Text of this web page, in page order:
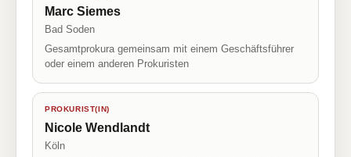
Marc Siemes
Bad Soden
Gesamtprokura gemeinsam mit einem Geschäftsführer
oder einem anderen Prokuristen
PROKURIST(IN)
Nicole Wendlandt
Köln